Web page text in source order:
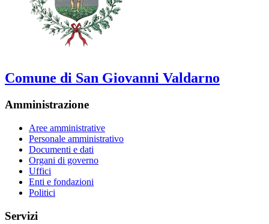
Comune di San Giovanni Valdarno
Amministrazione
Aree amministrative
Personale amministrativo
Documenti e dati
Organi di governo
Uffici
Enti e fondazioni
Politici
Servizi